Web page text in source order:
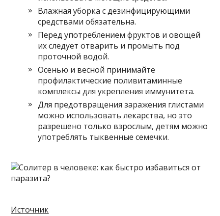
Влажная уборка с дезинфицирующими
средствами обязательна.
Перед употреблением фруктов и овощей
их следует отварить и промыть под
проточной водой.
Осенью и весной принимайте
профилактические поливитаминные
комплексы для укрепления иммунитета.
Для предотвращения заражения глистами
можно использовать лекарства, но это
разрешено только взрослым, детям можно
употреблять тыквенные семечки.
Источник